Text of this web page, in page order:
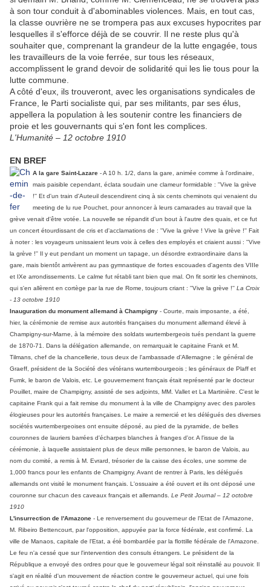
à son tour conduit à d'abominables violences. Mais, en tout cas,
la classe ouvrière ne se trompera pas aux excuses hypocrites par
lesquelles il s'efforce déjà de se couvrir. Il ne reste plus qu'à
souhaiter que, comprenant la grandeur de la lutte engagée, tous
les travailleurs de la voie ferrée, sur tous les réseaux,
accomplissent le grand devoir de solidarité qui les lie tous pour la
lutte commune.
A côté d'eux, ils trouveront, avec les organisations syndicales de
France, le Parti socialiste qui, par ses militants, par ses élus,
appellera la population à les soutenir contre les financiers de
proie et les gouvernants qui s'en font les complices.
L'Humanité – 12 octobre 1910
EN BREF
A la gare Saint-Lazare - A 10 h. 1/2, dans la gare, animée comme à l'ordinaire,
mais paisible cependant, éclata soudain une clameur formidable : ''Vive la grève
!'' Et d'un train d'Auteuil descendirent cinq à six cents cheminots qui venaient du
meeting de lu rue Pouchet, pour annoncer à leurs camarades au travail que la
grève venait d'être votée. La nouvelle se répandit d'un bout à l'autre des quais, et ce fut
un concert étourdissant de cris et d'acclamations de : ''Vive la grève ! Vive la grève !'' Fait
à noter : les voyageurs unissaient leurs voix à celles des employés et criaient aussi : ''Vive
la grève !'' Il y eut pendant un moment un tapage, un désordre extraordinaire dans la
gare, mais bientôt arrivèrent au pas gymnastique de fortes escouades d'agents des VIIIe
et IXe arrondissements. Le calme fut rétabli tant bien que mal. On fit sortir les cheminots,
qui s'en allèrent en cortège par la rue de Rome, toujours criant : ''Vive la grève !'' La Croix
- 13 octobre 1910
Inauguration du monument allemand à Champigny - Courte, mais imposante, a été,
hier, la cérémonie de remise aux autorités françaises du monument allemand élevé à
Champigny-sur-Marne, à la mémoire des soldats wurtembergeois tués pendant la guerre
de 1870-71. Dans la délégation allemande, on remarquait le capitaine Frank et M.
Tilmans, chef de la chancellerie, tous deux de l'ambassade d'Allemagne ; le général de
Graeff, président de la Société des vétérans wurtembourgeois ; les généraux de Plaff et
Fumk, le baron de Valois, etc. Le gouvernement français était représenté par le docteur
Pouillet, maire de Champigny, assisté de ses adjoints, MM. Vallet et La Martinière. C'est le
capitaine Frank qui a fait remise du monument à la ville de Champigny avec des paroles
élogieuses pour les autorités françaises. Le maire a remercié et les délégués des diverses
sociétés wurtembergeoises ont ensuite déposé, au pied de la pyramide, de belles
couronnes de lauriers barrées d'écharpes blanches à franges d'or. A l'issue de la
cérémonie, à laquelle assistaient plus de deux mille personnes, le baron de Valois, au
nom du comité, a remis à M. Evrard, trésorier de la caisse des écoles, une somme de
1,000 francs pour les enfants de Champigny. Avant de rentrer à Paris, les délégués
allemands ont visité le monument français. L'ossuaire a été ouvert et ils ont déposé une
couronne sur chacun des caveaux français et allemands. Le Petit Journal – 12 octobre
1910
L'insurrection de l'Amazone - Le renversement du gouverneur de l'Etat de l'Amazone,
M. Ribeiro Bettencourt, par l'opposition, appuyée par la force fédérale, est confirmé. La
ville de Manaos, capitale de l'Etat, a été bombardée par la flottille fédérale de l'Amazone.
Le feu n'a cessé que sur l'intervention des consuls étrangers. Le président de la
République a envoyé des ordres pour que le gouverneur légal soit réinstallé au pouvoir. Il
s'agit en réalité d'un mouvement de réaction contre le gouverneur actuel, qui une fois